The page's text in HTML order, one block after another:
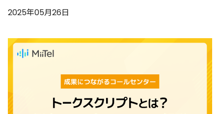
2025年05月26日